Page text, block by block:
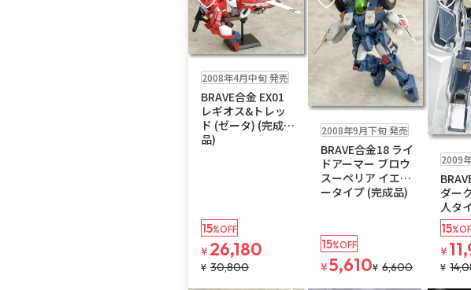
2008年4月中旬 発売
BRAVE合金 EX01
レギオス&トレッ
ド (ゼータ) (完成
品)
15%OFF
¥ 26,180
¥ 30,800
2008年9月下旬 発売
BRAVE合金18 ライ
ドアーマー ブロウ
スーペリア イエロ
ータイプ (完成品)
15%OFF
¥5,610¥ 6,600
2009
ダー
人タ
15
¥
¥